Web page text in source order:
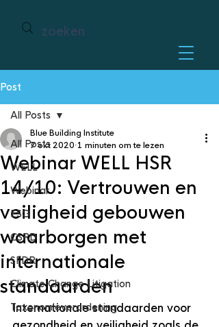
Post
All Posts
WELL
Webinar
ESG
CSRD
SFDR
Climate Change Litigation
Taxonomieverordening
All Posts
Webinar WELL HSR
14/10: Vertrouwen en
veiligheid gebouwen
waarborgen met
internationale
standaarden
Blue Building Institute
7 okt 2020 1 minuten om te lezen
Internationale standaarden voor